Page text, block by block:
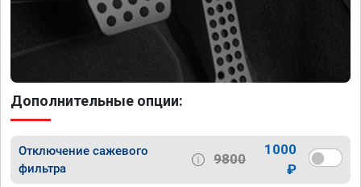
Дополнительные опции:
Отключение сажевого
фильтра
9800
1000
₽